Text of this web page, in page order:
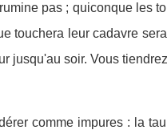
pas ; quiconque les
touchera leur cadavre
jusqu'au soir. Vous
comme impures : la